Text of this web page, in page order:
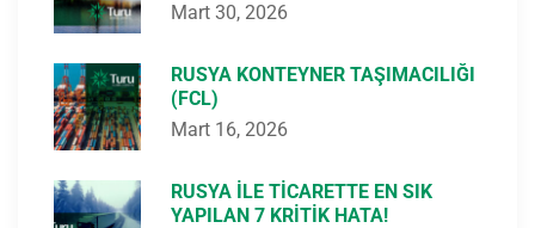
Mart 30, 2026
RUSYA KONTEYNER TAŞIMACILIĞI
(FCL)
Mart 16, 2026
RUSYA ILE TICARETTE EN SIK
YAPILAN 7 KRITIK HATA!